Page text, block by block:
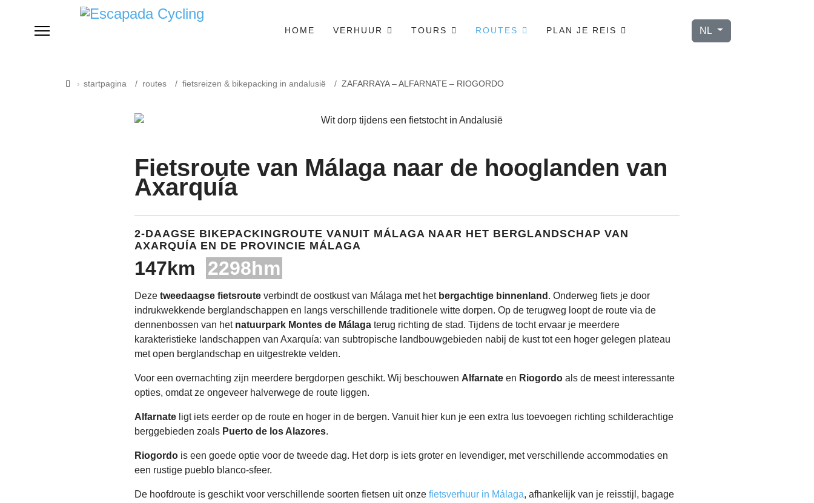
HOME VERHUUR TOURS ROUTES PLAN JE REIS Selecteer de taal
NL
startpagina routes fietsreizen & bikepacking in andalusië ZAFARRAYA – ALFARNATE – RIOGORDO
Fietsroute van Málaga naar de hooglanden van
Axarquía
2-DAAGSE BIKEPACKINGROUTE VANUIT MÁLAGA NAAR HET BERGLANDSCHAP VAN
AXARQUÍA EN DE PROVINCIE MÁLAGA
147km 2298hm
Deze tweedaagse fietsroute verbindt de oostkust van Málaga met het bergachtige binnenland . Onderweg fiets je door
indrukwekkende berglandschappen en langs verschillende traditionele witte dorpen. Op de terugweg loopt de route via de
dennenbossen van het natuurpark Montes de Málaga terug richting de stad. Tijdens de tocht ervaar je meerdere
karakteristieke landschappen van Axarquía: van subtropische landbouwgebieden nabij de kust tot een hoger gelegen plateau
met open berglandschap en uitgestrekte velden.
Voor een overnachting zijn meerdere bergdorpen geschikt. Wij beschouwen Alfarnate en Riogordo als de meest interessante
opties, omdat ze ongeveer halverwege de route liggen.
Alfarnate ligt iets eerder op de route en hoger in de bergen. Vanuit hier kun je een extra lus toevoegen richting schilderachtige
berggebieden zoals Puerto de los Alazores.
Riogordo is een goede optie voor de tweede dag. Het dorp is iets groter en levendiger, met verschillende accommodaties en
een rustige pueblo blanco-sfeer.
De hoofdroute is geschikt voor verschillende soorten fietsen uit onze fietsverhuur in Málaga, afhankelijk van je reisstijl, bagage